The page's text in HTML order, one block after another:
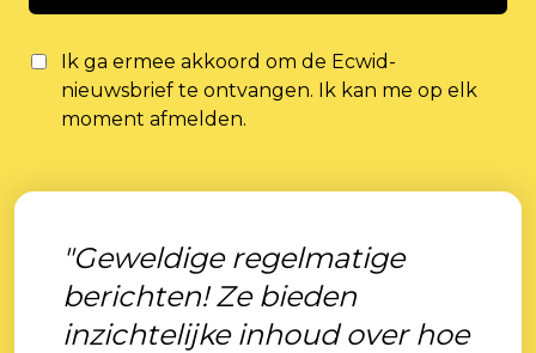
Ik ga ermee akkoord om de Ecwid-
nieuwsbrief te ontvangen. Ik kan me op elk
moment afmelden.
"Geweldige regelmatige
berichten! Ze bieden
inzichtelijke inhoud over hoe